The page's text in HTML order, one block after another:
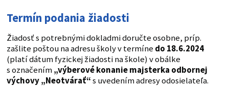
Termín podania žiadosti
Žiadosť s potrebnými dokladmi doručte osobne, príp.
zašlite poštou na adresu školy v termíne do 18.6.2024
(platí dátum fyzickej žiadosti na škole) v obálke
s označením„výberové konanie majsterka odbornej
výchovy „Neotvárať“s uvedením adresy odosielateľa.